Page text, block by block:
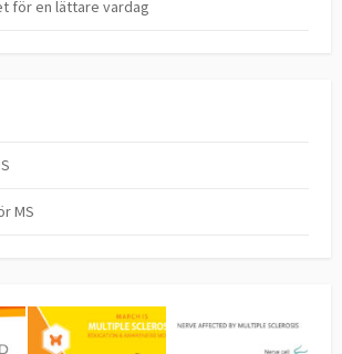
för en lättare vardag
MS